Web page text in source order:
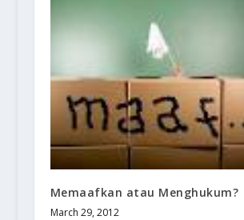
Memaafkan atau Menghukum?
March 29, 2012